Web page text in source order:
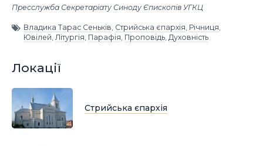
Пресслужба Секретаріату Синоду Єпископів УГКЦ
Владика Тарас Сеньків, Стрийська єпархія, Річниця,
Ювілей, Літургія, Парафія, Проповідь, Духовність
Локації
Стрийська єпархія